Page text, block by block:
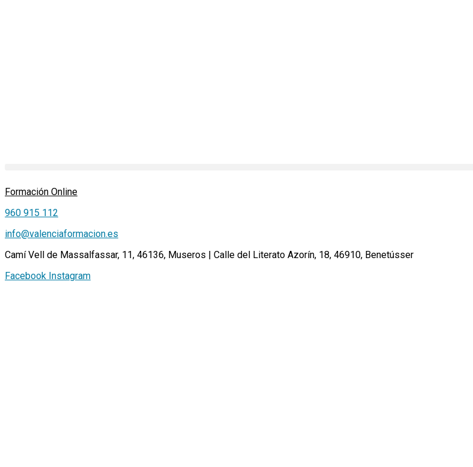
Formación Online
960 915 112
info@valenciaformacion.es
Camí Vell de Massalfassar, 11, 46136, Museros | Calle del Literato Azorín, 18, 46910, Benetússer
Facebook Instagram